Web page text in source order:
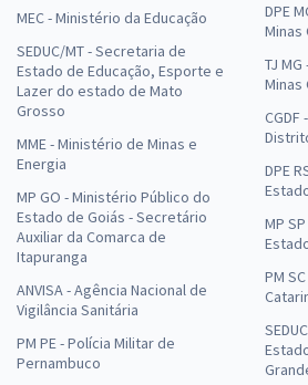
MEC - Ministério da Educação
SEDUC/MT - Secretaria de
Estado de Educação, Esporte e
Lazer do estado de Mato
Grosso
MME - Ministério de Minas e
Energia
MP GO - Ministério Público do
Estado de Goiás - Secretário
Auxiliar da Comarca de
Itapuranga
ANVISA - Agência Nacional de
Vigilância Sanitária
PM PE - Polícia Militar de
Pernambuco
DPE
Minas
TJ
Minas
DPE
MP
PM